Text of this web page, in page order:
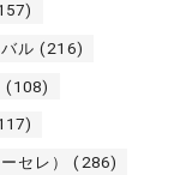
ル (216)
(108)
セレ） (286)